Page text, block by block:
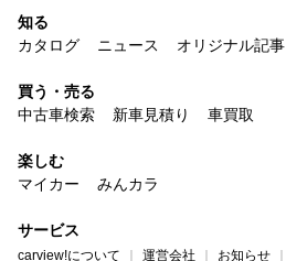
知る
カタログ
ニュース オリジナル記事
買う・売る
中古車検索
新車見積り 車買取
楽しむ
マイカー
みんカラ
サービス
carview!について 運営会社 お知らせ